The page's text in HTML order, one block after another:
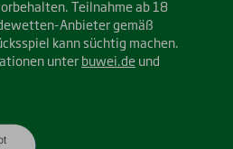
Teilnahme ab 18
Anbieter gemäß
kann süchtig machen.
unterbuwei.deund